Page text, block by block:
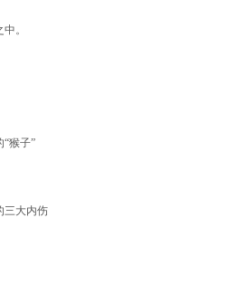
。
猴子”
三大内伤